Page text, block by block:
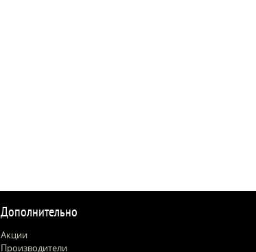
Дополнительно
Акции
Производители